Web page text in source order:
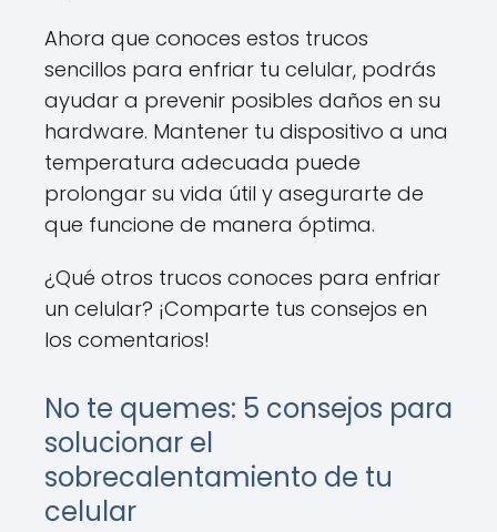
Ahora que conoces estos trucos
sencillos para enfriar tu celular, podrás
ayudar a prevenir posibles daños en su
hardware. Mantener tu dispositivo a una
temperatura adecuada puede
prolongar su vida útil y asegurarte de
que funcione de manera óptima.
¿Qué otros trucos conoces para enfriar
un celular? ¡Comparte tus consejos en
los comentarios!
No te quemes: 5 consejos para
solucionar el
sobrecalentamiento de tu
celular